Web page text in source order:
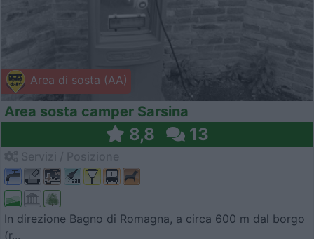
Area di sosta (AA)
Area sosta camper Sarsina
8,8 13
In direzione Bagno di Romagna, a circa 600 m dal borgo
(r...